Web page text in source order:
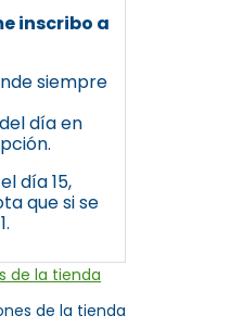
inscribo a
siempre
día en
día 15,
que si se
de la tienda
de la tienda